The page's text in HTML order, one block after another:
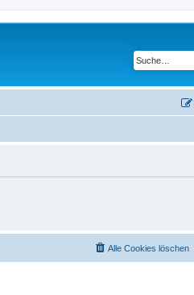
Alle Cookies löschen